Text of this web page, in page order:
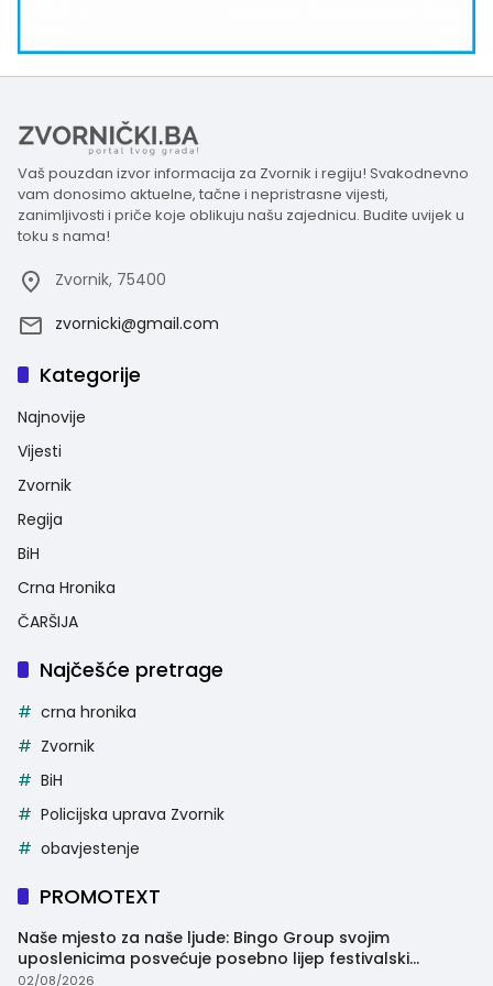
Vaš pouzdan izvor informacija za Zvornik i regiju! Svakodnevno
vam donosimo aktuelne, tačne i nepristrasne vijesti,
zanimljivosti i priče koje oblikuju našu zajednicu. Budite uvijek u
toku s nama!
Zvornik, 75400
zvornicki@gmail.com
Kategorije
Najnovije
Vijesti
Zvornik
Regija
BiH
Crna Hronika
ČARŠIJA
Najčešće pretrage
crna hronika
Zvornik
BiH
Policijska uprava Zvornik
obavjestenje
PROMOTEXT
Naše mjesto za naše ljude: Bingo Group svojim
uposlenicima posvećuje posebno lijep festivalski
trenutak
02/08/2026